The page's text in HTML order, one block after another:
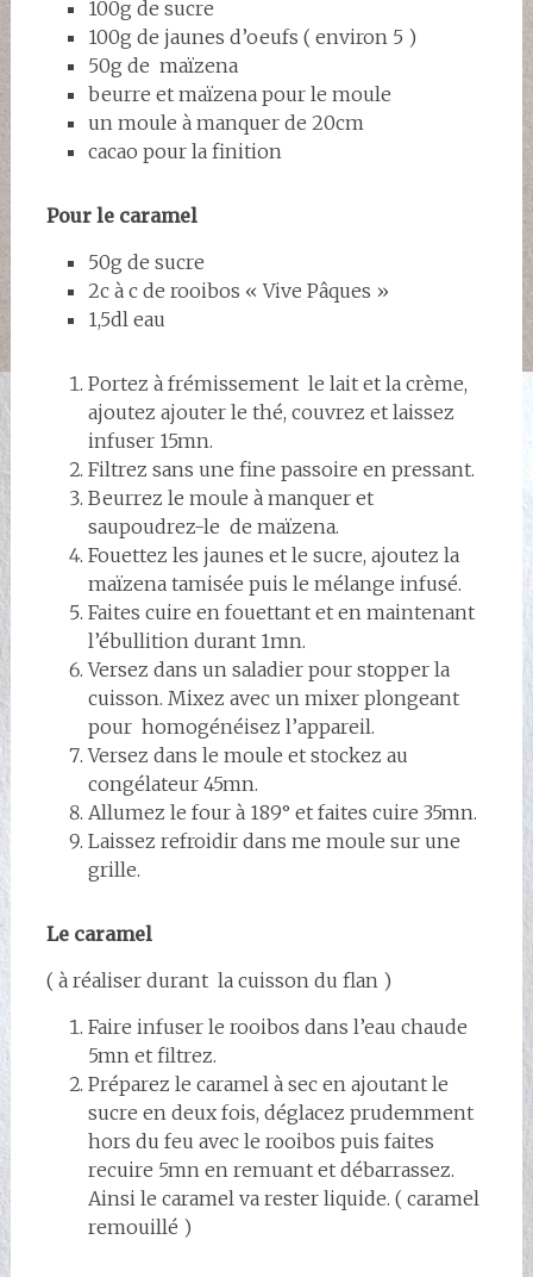
100g de sucre
100g de jaunes d’oeufs ( environ 5 )
50g de maïzena
beurre et maïzena pour le moule
un moule à manquer de 20cm
cacao pour la finition
Pour le caramel
50g de sucre
2c à c de rooibos « Vive Pâques »
1,5dl eau
Portez à frémissement le lait et la crème,
ajoutez ajouter le thé, couvrez et laissez
infuser 15mn.
Filtrez sans une fine passoire en pressant.
Beurrez le moule à manquer et
saupoudrez-le de maïzena.
Fouettez les jaunes et le sucre, ajoutez la
maïzena tamisée puis le mélange infusé.
Faites cuire en fouettant et en maintenant
l’ébullition durant 1mn.
Versez dans un saladier pour stopper la
cuisson. Mixez avec un mixer plongeant
pour homogénéisez l’appareil.
Versez dans le moule et stockez au
congélateur 45mn.
Allumez le four à 189° et faites cuire 35mn.
Laissez refroidir dans me moule sur une
grille.
Le caramel
( à réaliser durant la cuisson du flan )
Faire infuser le rooibos dans l’eau chaude
5mn et filtrez.
Préparez le caramel à sec en ajoutant le
sucre en deux fois, déglacez prudemment
hors du feu avec le rooibos puis faites
recuire 5mn en remuant et débarrassez.
Ainsi le caramel va rester liquide. ( caramel
remouillé )